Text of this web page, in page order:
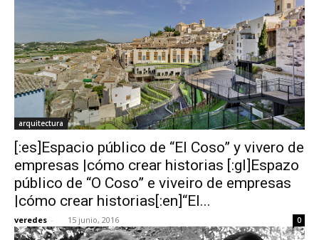
arquitectura
[:es]Espacio público de “El Coso” y vivero de
empresas |cómo crear historias [:gl]Espazo
público de “O Coso” e viveiro de empresas
|cómo crear historias[:en]“El...
veredes - 15 junio, 2016 0